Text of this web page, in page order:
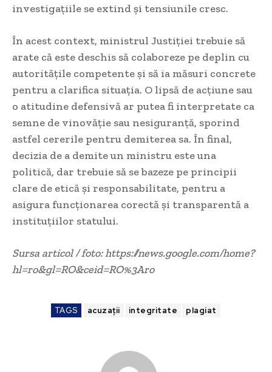
investigațiile se extind și tensiunile cresc.
În acest context, ministrul Justiției trebuie să
arate că este deschis să colaboreze pe deplin cu
autoritățile competente și să ia măsuri concrete
pentru a clarifica situația. O lipsă de acțiune sau
o atitudine defensivă ar putea fi interpretate ca
semne de vinovăție sau nesiguranță, sporind
astfel cererile pentru demiterea sa. În final,
decizia de a demite un ministru este una
politică, dar trebuie să se bazeze pe principii
clare de etică și responsabilitate, pentru a
asigura funcționarea corectă și transparentă a
instituțiilor statului.
Sursa articol / foto: https://news.google.com/home?
hl=ro&gl=RO&ceid=RO%3Aro
TAGS acuzații integritate plagiat